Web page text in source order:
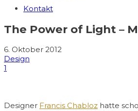
Kontakt
The Power of Light –
6. Oktober 2012
Design
1
Designer Francis Chabloz hatte